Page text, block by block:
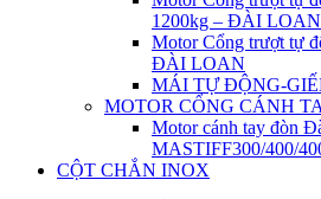
1200kg – ĐÀI LOAN
Motor Cổng trượt tự
ĐÀI LOAN
MÁI TỰ ĐỘNG-
MOTOR CỔNG CÁNH
Motor cánh tay đòn
MASTIFF300/400/
CỘT CHẮN INOX